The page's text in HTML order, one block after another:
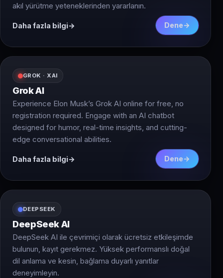
akıl yürütme yeteneklerinden yararlanın.
Daha fazla bilgi Dene
GROK · XAI
Grok AI
Experience Elon Musk’s Grok AI online for free, no
registration required. Engage with an AI chatbot
designed for humor, real-time insights, and cutting-
edge conversational abilities.
Daha fazla bilgi Dene
DEEPSEEK
DeepSeek AI
DeepSeek AI ile çevrimiçi olarak ücretsiz etkileşimde
bulunun, kayıt gerekmez. Yüksek performanslı doğal
dil anlama ve kesin, bağlama duyarlı yanıtlar
deneyimleyin.